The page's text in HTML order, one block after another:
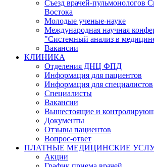
Съезд врачей-пульмонологов
Востока
Молодые ученые-науке
Международная научная
"Системный анализ в
Вакансии
КЛИНИКА
Отделения ДНЦ ФПД
Информация для пациентов
Информация для специалистов
Специалисты
Вакансии
Вышестоящие и
Документы
Отзывы пациентов
Вопрос-ответ
ПЛАТНЫЕ МЕДИЦИНСКИЕ
Акции